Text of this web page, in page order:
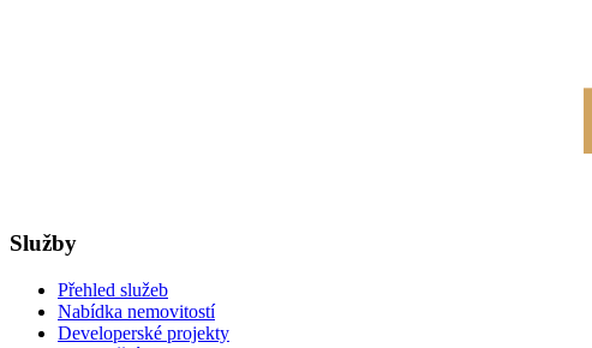
Služby
Přehled služeb
Nabídka nemovitostí
Developerské projekty